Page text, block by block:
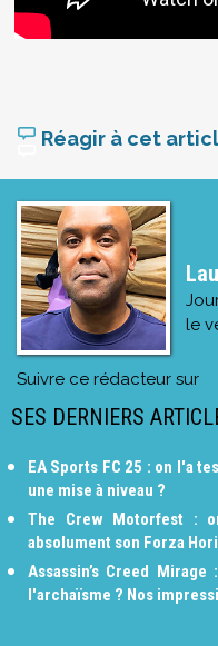
Réagir à cet
le
Suivre ce rédacteur sur
SES DERNIERS
EA Sports FC 25 : on l'a
une mise à niveau ?
The Crew Motorfest :
absolument son Forza
Assassin’s Creed
l'archaïsme ? Nos